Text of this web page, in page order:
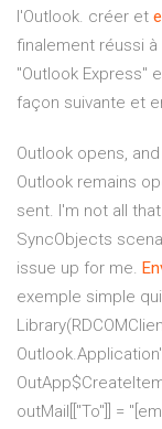
l'Outlook. créer et
finalement réussi
"Outlook Express"
façon suivante et
Outlook opens,
Outlook remains
sent. I'm not all
SyncObjects
issue up for me.
exemple simple
outMail[["To"]] =